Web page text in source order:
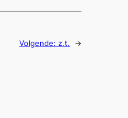
Volgende:z.t. →